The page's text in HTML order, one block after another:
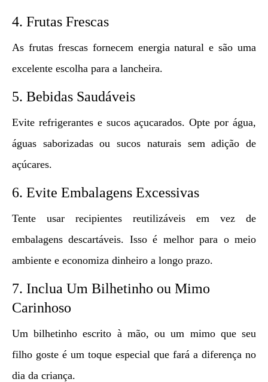
4. Frutas Frescas
As frutas frescas fornecem energia natural e são uma
excelente escolha para a lancheira.
5. Bebidas Saudáveis
Evite refrigerantes e sucos açucarados. Opte por água,
águas saborizadas ou sucos naturais sem adição de
açúcares.
6. Evite Embalagens Excessivas
Tente usar recipientes reutilizáveis em vez de
embalagens descartáveis. Isso é melhor para o meio
ambiente e economiza dinheiro a longo prazo.
7. Inclua Um Bilhetinho ou Mimo
Carinhoso
Um bilhetinho escrito à mão, ou um mimo que seu
filho goste é um toque especial que fará a diferença no
dia da criança.